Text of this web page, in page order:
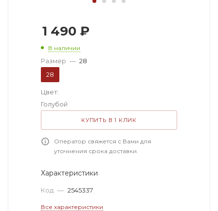
1 490 ₽
В наличии
Размер — 28
28
Цвет:
Голубой
КУПИТЬ В 1 КЛИК
Оператор свяжется с Вами для
уточнения срока доставки.
Характеристики
Код — 2545337
Все характеристики